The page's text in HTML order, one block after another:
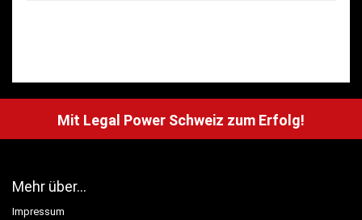
Mit Legal Power Schweiz zum Erfolg!
Mehr über...
Impressum